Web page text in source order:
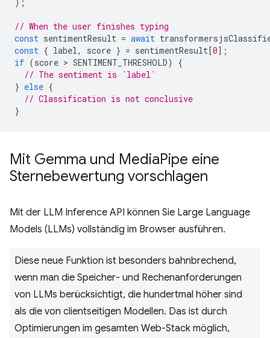
// When the user finishes typing
const sentimentResult = await
const { label , score } = sentimentResult[0];
if (score > SENTIMENT_THRESHOLD)
{
// The sentiment is `label`
} else {
// Classification is not conclusive
}
Mit Gemma und MediaPipe eine
Sternebewertung vorschlagen
Mit der LLM Inference API können Sie Large Language
Models (LLMs) vollständig im Browser ausführen.
Diese neue Funktion ist besonders bahnbrechend,
wenn man die Speicher- und Rechenanforderungen
von LLMs berücksichtigt, die hundertmal höher sind
als die von clientseitigen Modellen. Das ist durch
Optimierungen im gesamten Web-Stack möglich,